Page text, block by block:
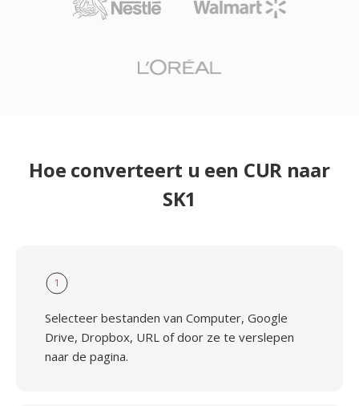
Hoe converteert u een CUR naar
SK1
1
Selecteer bestanden van Computer, Google
Drive, Dropbox, URL of door ze te verslepen
naar de pagina.